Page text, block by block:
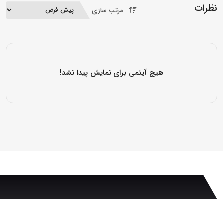
نظرات مرتب سازی
هیچ آیتمی برای نمایش پیدا نشد!